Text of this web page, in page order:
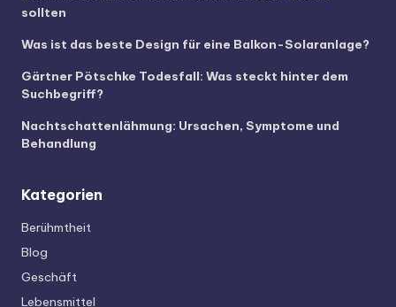
sollten
Was ist das beste Design für eine Balkon-Solaranlage?
Gärtner Pötschke Todesfall: Was steckt hinter dem
Suchbegriff?
Nachtschattenlähmung: Ursachen, Symptome und
Behandlung
Kategorien
Berühmtheit
Blog
Geschäft
Lebensmittel